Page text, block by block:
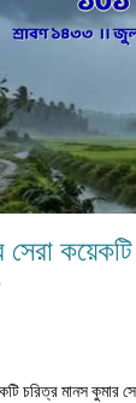
সেরা
চরিত্র মানস কুমার